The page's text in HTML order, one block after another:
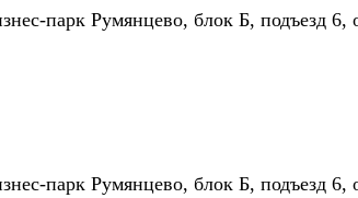
парк Румянцево, блок Б, подъезд 6,
парк Румянцево, блок Б, подъезд 6,